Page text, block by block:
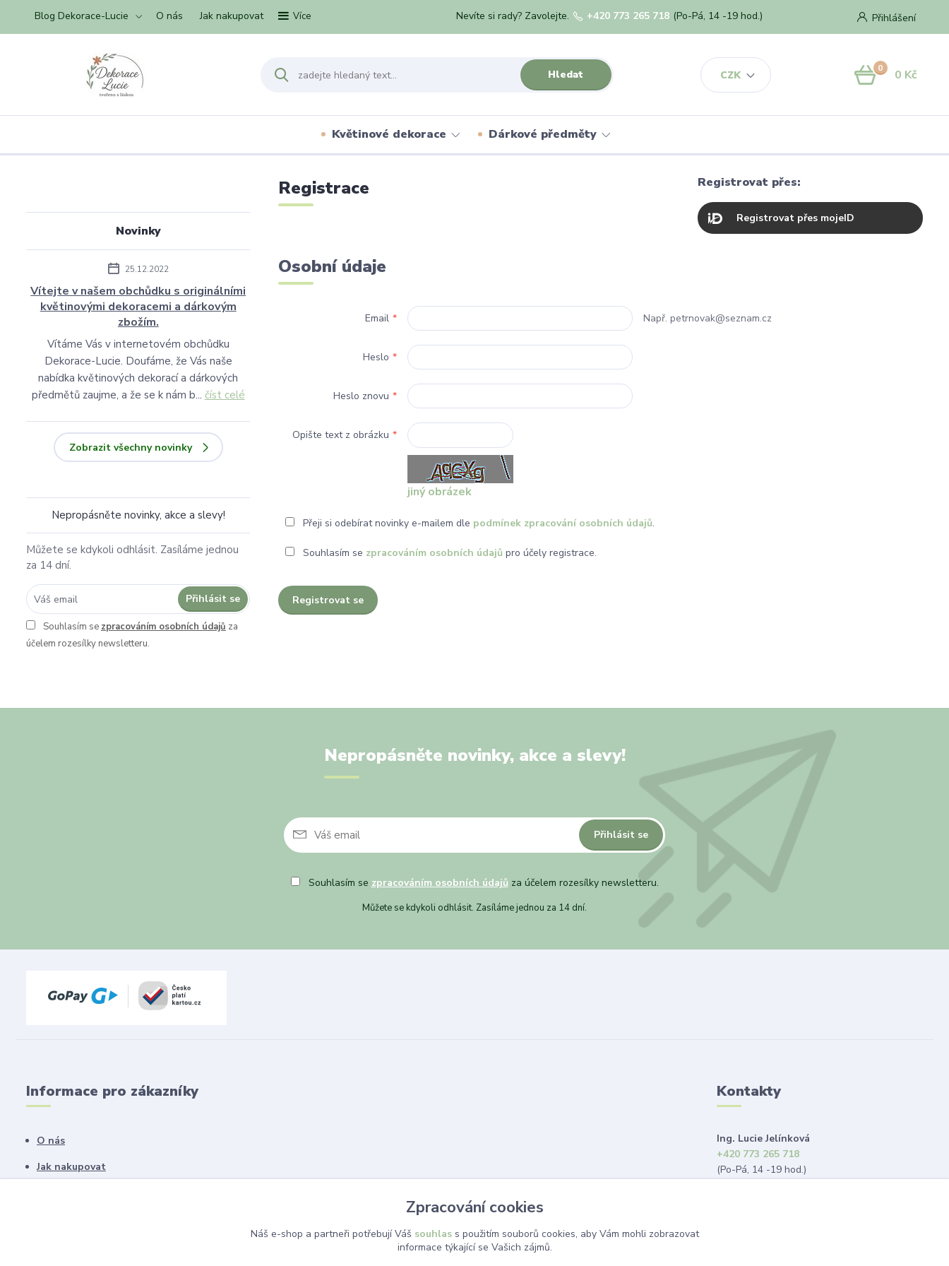
Blog Dekorace-Lucie O nás Jak nakupovat Více
CZK
Přihlášení
Hledat
Nevíte si rady? Zavolejte. +420 773 265 718 (Po-Pá, 14 -19 hod.)
0 0 Kč
Květinové dekorace Dárkové předměty
Novinky
25.12.2022
Vítejte v našem obchůdku s originálními
květinovými dekoracemi a dárkovým
zbožím.
Vítáme Vás v internetovém obchůdku
Dekorace-Lucie. Doufáme, že Vás naše
nabídka květinových dekorací a dárkových
předmětů zaujme, a že se k nám b... číst celé
Zobrazit všechny novinky
Nepropásněte novinky, akce a slevy!
Můžete se kdykoli odhlásit. Zasíláme jednou
za 14 dní.
Přihlásit se
Souhlasím se zpracováním osobních údajů za
účelem rozesílky newsletteru.
Registrace Registrovat přes:
Registrovat přes mojeID
Osobní údaje
Email * Např. petrnovak@seznam.cz
Heslo *
Heslo znovu *
Opište text z obrázku *
jiný obrázek
Přeji si odebírat novinky e-mailem dle podmínek zpracování osobních údajů.
Souhlasím se zpracováním osobních údajů pro účely registrace.
Registrovat se
Nepropásněte novinky, akce a slevy!
Přihlásit se
Souhlasím se zpracováním osobních údajů za účelem rozesílky newsletteru.
Můžete se kdykoli odhlásit. Zasíláme jednou za 14 dní.
Informace pro zákazníky
O nás
Jak nakupovat
Kontakty
Ing. Lucie Jelínková
+420 773 265 718
(Po-Pá, 14 -19 hod.)
Zpracování cookies
Náš e-shop a partneři potřebují Váš souhlass použitím souborů cookies, aby Vám mohli zobrazovat
informace týkající se Vašich zájmů.